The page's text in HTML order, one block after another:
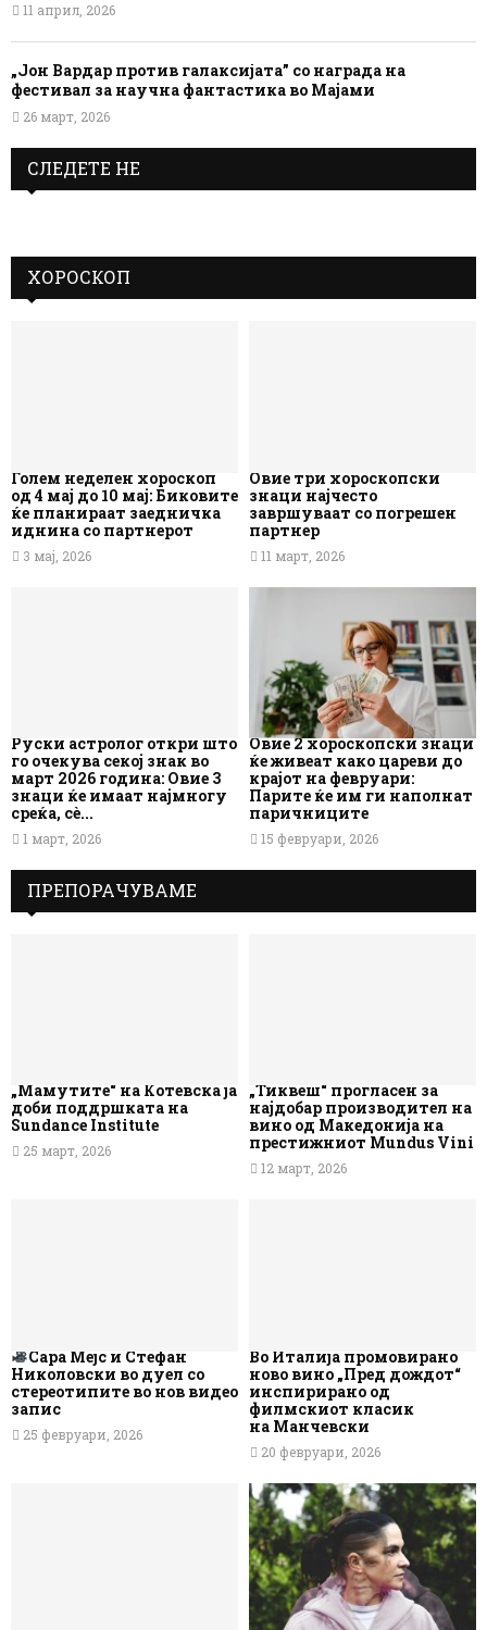
11 април, 2026
„Јон Вардар против галаксијата” со награда на
фестивал за научна фантастика во Мајами
26 март, 2026
СЛЕДЕТЕ НЕ
ХОРОСКОП
Голем неделен хороскоп
од 4 мај до 10 мај: Биковите
ќе планираат заедничка
иднина со партнерот
3 мај, 2026
Овие три хороскопски
знаци најчесто
завршуваат со погрешен
партнер
11 март, 2026
Руски астролог откри што
го очекува секој знак во
март 2026 година: Овие 3
знаци ќе имаат најмногу
среќа, сè...
1 март, 2026
Овие 2 хороскопски знаци
ќе живеат како цареви до
крајот на февруари:
Парите ќе им ги наполнат
паричниците
15 февруари, 2026
ПРЕПОРАЧУВАМЕ
„Мамутите“ на Котевска ја
доби поддршката на
Sundance Institute
25 март, 2026
„Тиквеш“ прогласен за
најдобар производител на
вино од Македонија на
престижниот Mundus Vini
12 март, 2026
Сара Мејс и Стефан
Николовски во дуел со
стереотипите во нов видео
запис
25 февруари, 2026
Во Италија промовирано
ново вино „Пред дождот“
инспирирано од
филмскиот класик
на Манчевски
20 февруари, 2026